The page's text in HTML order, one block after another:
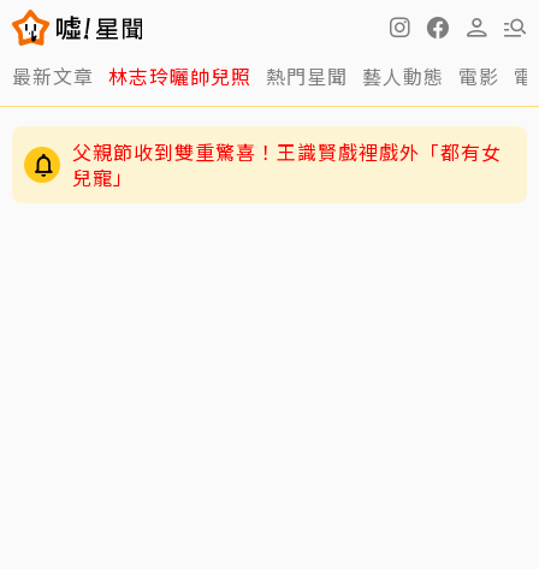
最新文章 林志玲曬帥兒照 熱門星聞 藝人動態 電影
父親節收到雙重驚喜！王識賢戲裡戲外「都有女
兒寵」